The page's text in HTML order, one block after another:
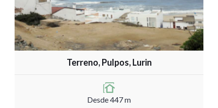
Terreno, Pulpos, Lurin
Desde 447 m